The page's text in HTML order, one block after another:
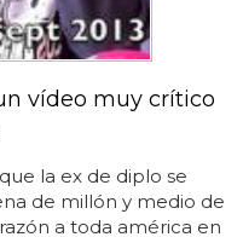
vídeo muy crítico
la ex de diplo se
de millón y medio de
a toda américa en